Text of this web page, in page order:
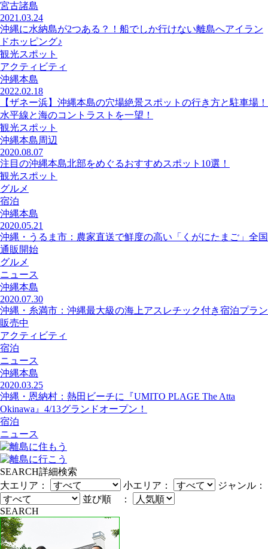
宮古諸島
2021.03.24
沖縄に水納島が2つある？！船でしか行けない離島へアイラン
ドホッピング♪
観光スポット
アクティビティ
沖縄本島
2022.02.18
【ザネー浜】沖縄本島の穴場絶景スポットの行き方と駐車場！
水平線と海のコントラストを一望！
観光スポット
沖縄本島周辺
2020.08.07
注目の沖縄本島北部をめぐるおすすめスポット10選！
観光スポット
グルメ
宿泊
沖縄本島
2020.05.21
沖縄・うるま市：農家直送で鮮度の高い「くがにたまご」全国
通販開始
グルメ
ニュース
沖縄本島
2020.07.30
沖縄・糸満市：沖縄最大級の海上アスレチック付き宿泊プラン
販売中
アクティビティ
宿泊
ニュース
沖縄本島
2020.03.25
沖縄・恩納村：熱田ビーチに『UMITO PLAGE The Atta
Okinawa』4/13グランドオープン！
宿泊
ニュース
SEARCH詳細検索
大エリア：
小エリア：
ジャンル：
並び順 ：
SEARCH